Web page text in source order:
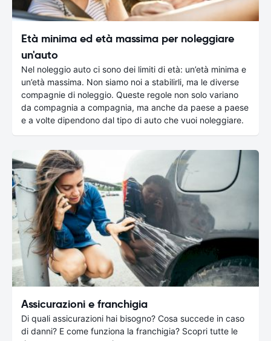
Età minima ed età massima per noleggiare
un'auto
Nel noleggio auto ci sono dei limiti di età: un’età minima e
un’età massima. Non siamo noi a stabilirli, ma le diverse
compagnie di noleggio. Queste regole non solo variano
da compagnia a compagnia, ma anche da paese a paese
e a volte dipendono dal tipo di auto che vuoi noleggiare.
Assicurazioni e franchigia
Di quali assicurazioni hai bisogno? Cosa succede in caso
di danni? E come funziona la franchigia? Scopri tutte le